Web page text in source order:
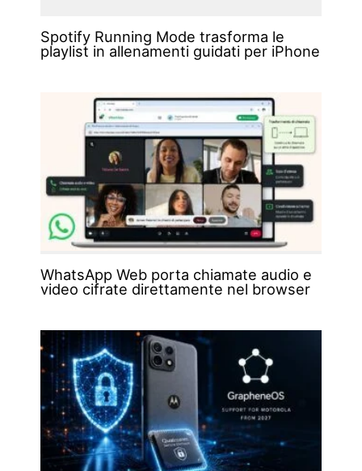
Spotify Running Mode trasforma le
playlist in allenamenti guidati per iPhone
WhatsApp Web porta chiamate audio e
video cifrate direttamente nel browser